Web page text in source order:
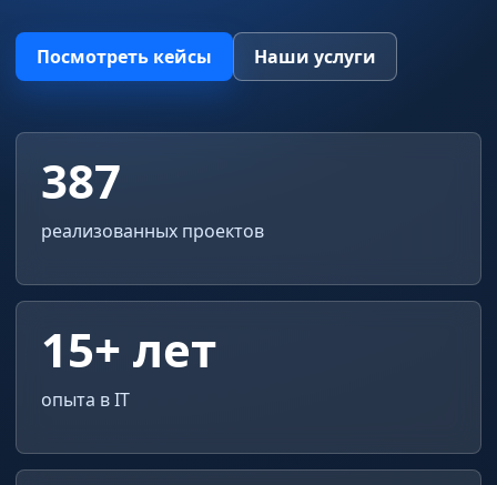
Посмотреть кейсы Наши услуги
387
реализованных проектов
15+ лет
опыта в IT